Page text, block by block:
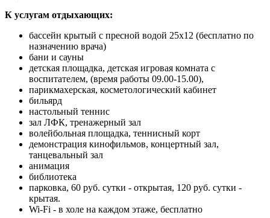
К услугам отдыхающих:
бассейн крытый с пресной водой 25х12 (бесплатно по
назначению врача)
бани и сауны
детская площадка, детская игровая комната с
воспитателем, (время работы 09.00-15.00),
парикмахерская, косметологический кабинет
бильярд
настольный теннис
зал ЛФК, тренажерный зал
волейбольная площадка, теннисный корт
демонстрация кинофильмов, концертный зал,
танцевальный зал
анимация
библиотека
парковка, 60 руб. сутки - открытая, 120 руб. сутки -
крытая.
Wi-Fi - в холе на каждом этаже, бесплатно